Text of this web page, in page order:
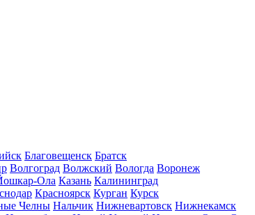
Благовещенск Братск
Волгоград Волжский Вологда Воронеж
Ола Казань Калининград
Красноярск Курган Курск
Челны Нальчик Нижневартовск Нижнекамск